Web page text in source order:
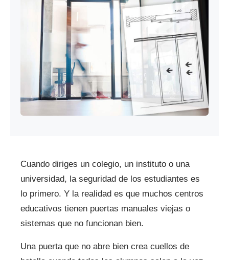
Cuando diriges un colegio, un instituto o una
universidad, la seguridad de los estudiantes es
lo primero. Y la realidad es que muchos centros
educativos tienen puertas manuales viejas o
sistemas que no funcionan bien.
Una puerta que no abre bien crea cuellos de